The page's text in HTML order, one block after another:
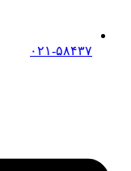
۰۲۱-۵۸۴۳۷